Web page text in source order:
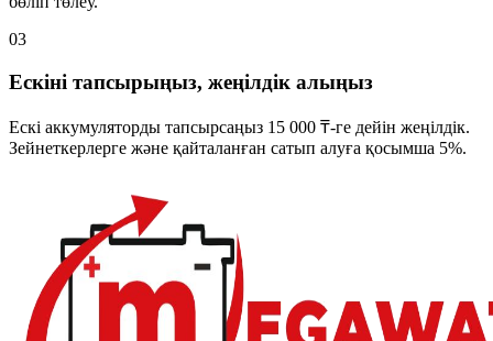
03
Ескіні тапсырыңыз, жеңілдік алыңыз
Ескі аккумуляторды тапсырсаңыз 15 000 ₸-ге дейін жеңілдік.
Зейнеткерлерге және қайталанған сатып алуға қосымша 5%.